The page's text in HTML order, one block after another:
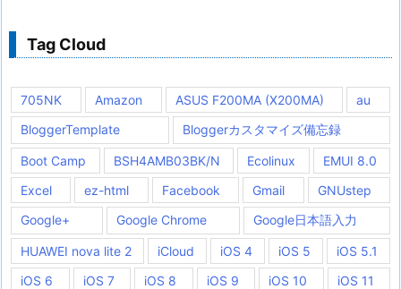
Tag Cloud
705NK Amazon ASUS F200MA (X200MA)
au
BloggerTemplate
Bloggerカスタマイズ備忘録
Boot Camp BSH4AMB03BK/N Ecolinux
EMUI 8.0
Excel
ez-html Facebook Gmail
GNUstep
Google+
Google Chrome Google日本語入力
HUAWEI nova lite 2 iCloud iOS 4 iOS 5
iOS 5.1
iOS 6
iOS 7 iOS 8 iOS 9 iOS 10
iOS 11